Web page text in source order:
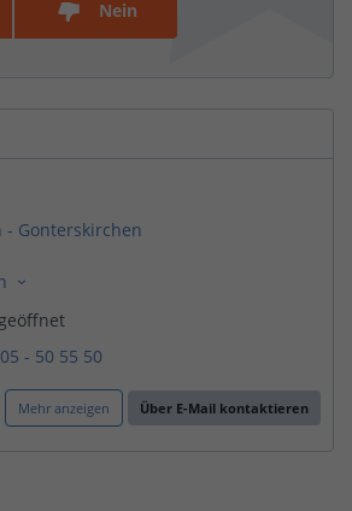
Nein
- Gonterskirchen
- 50 55 50
Mehr anzeigen Über E-Mail kontaktieren